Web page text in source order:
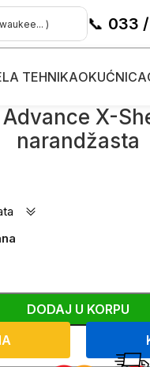
📞 033
TEHNIKAOKUĆNICA
X-
narandžasta
DODAJ U KORPU